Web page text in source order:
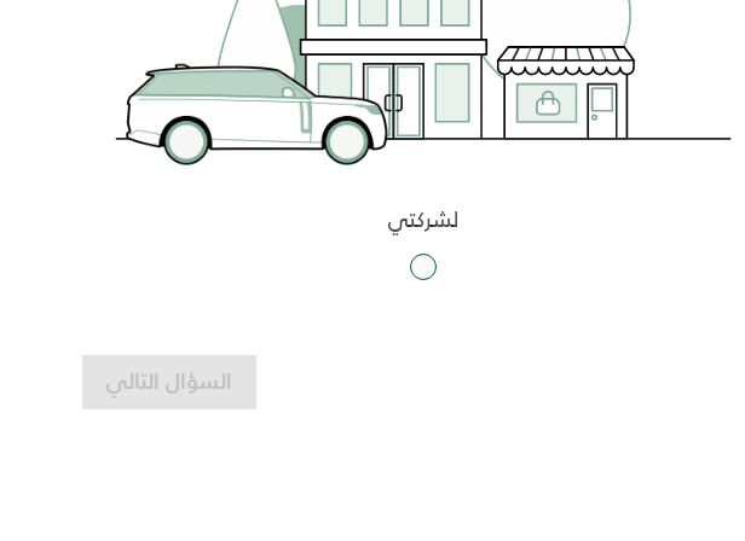
لشركتي
السؤال التالي